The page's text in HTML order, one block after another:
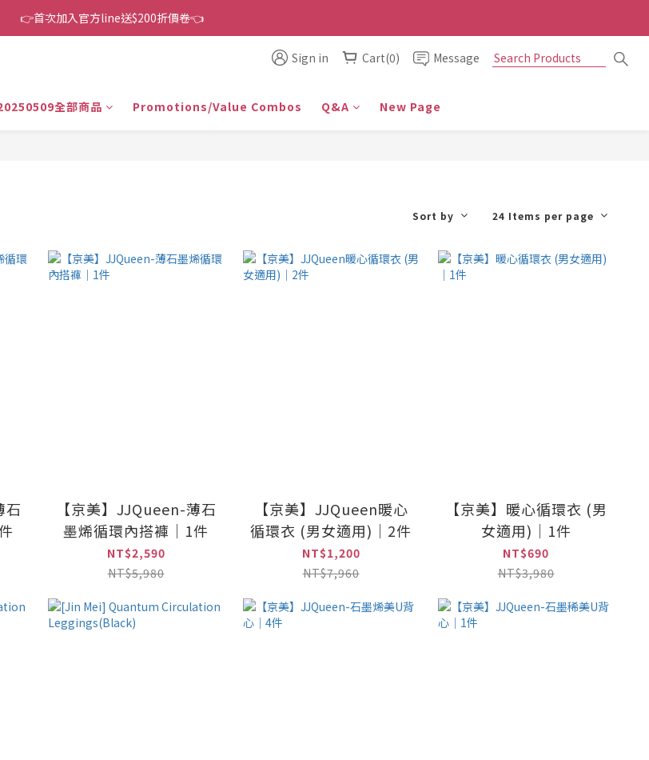
👉首次加入官方line送$200折價卷👈
👉首次加入官方line送$200折價卷👈
Sign in Cart(0) Message
全部商品 Promotions/Value Combos Q&A New Page
Sort by 24 Items per page
石
【京美】JJQueen-薄石
墨烯循環內搭褲｜1件
NT$2,590
NT$5,980
【京美】JJQueen暖心
循環衣 (男女適用)｜2件
NT$1,200
NT$7,960
【京美】暖心循環衣 (男
女適用)｜1件
NT$690
NT$3,980